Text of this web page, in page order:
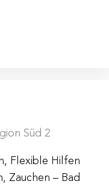
Süd 2
Flexible Hilfen
Zauchen – Bad